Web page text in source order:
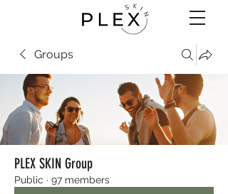
Groups
PLEX SKIN Group
Public · 97 members